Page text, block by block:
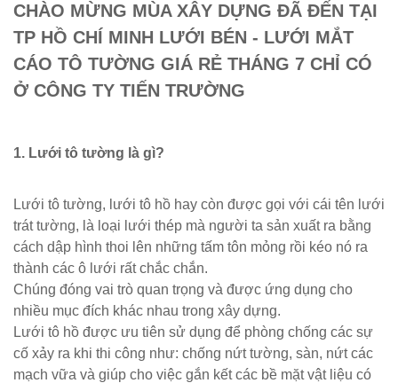
CHÀO MỪNG MÙA XÂY DỰNG ĐÃ ĐẾN TẠI
TP HỒ CHÍ MINH LƯỚI BÉN - LƯỚI MẮT
CÁO TÔ TƯỜNG GIÁ RẺ THÁNG 7 CHỈ CÓ
Ở CÔNG TY TIẾN TRƯỜNG
1. Lưới tô tường là gì?
Lưới tô tường, lưới tô hồ hay còn được gọi với cái tên lưới
trát tường, là loại lưới thép mà người ta sản xuất ra bằng
cách dập hình thoi lên những tấm tôn mỏng rồi kéo nó ra
thành các ô lưới rất chắc chắn.
Chúng đóng vai trò quan trọng và được ứng dụng cho
nhiều mục đích khác nhau trong xây dựng.
Lưới tô hồ được ưu tiên sử dụng để phòng chống các sự
cố xảy ra khi thi công như: chống nứt tường, sàn, nứt các
mạch vữa và giúp cho việc gắn kết các bề mặt vật liệu có